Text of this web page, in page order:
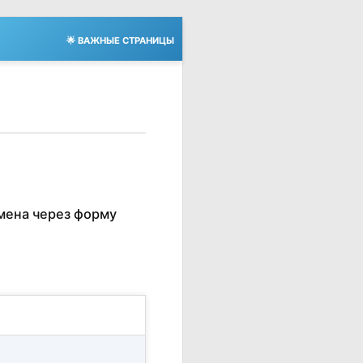
🌟 ВАЖНЫЕ СТРАНИЦЫ
через форму